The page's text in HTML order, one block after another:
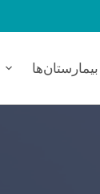
بیمارستان‌ها